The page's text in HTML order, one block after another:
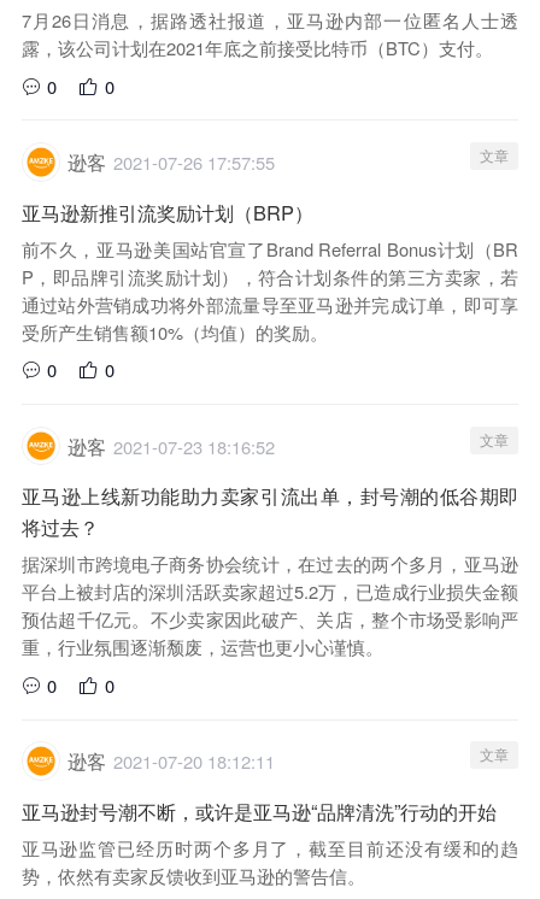
7月26日消息，据路透社报道，亚马逊内部一位匿名人士透
露，该公司计划在2021年底之前接受比特币（BTC）支付。
0
0
逊客 2021-07-26 17:57:55 文章
亚马逊新推引流奖励计划（BRP）
前不久，亚马逊美国站官宣了Brand Referral Bonus计划（BR
P，即品牌引流奖励计划），符合计划条件的第三方卖家，若
通过站外营销成功将外部流量导至亚马逊并完成订单，即可享
受所产生销售额10%（均值）的奖励。
0
0
逊客 2021-07-23 18:16:52 文章
亚马逊上线新功能助力卖家引流出单，封号潮的低谷期即
将过去？
据深圳市跨境电子商务协会统计，在过去的两个多月，亚马逊
平台上被封店的深圳活跃卖家超过5.2万，已造成行业损失金额
预估超千亿元。不少卖家因此破产、关店，整个市场受影响严
重，行业氛围逐渐颓废，运营也更小心谨慎。
0
0
逊客 2021-07-20 18:12:11 文章
亚马逊封号潮不断，或许是亚马逊“品牌清洗”行动的开始
亚马逊监管已经历时两个多月了，截至目前还没有缓和的趋
势，依然有卖家反馈收到亚马逊的警告信。